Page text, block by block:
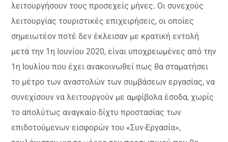
λειτουργήσουν τους προσεχείς μήνες. Οι συνεχούς
λειτουργίας τουριστικές επιχειρήσεις, οι οποίες
σημειωτέον ποτέ δεν έκλεισαν με κρατική εντολή
μετά την 1η Ιουνίου 2020, είναι υποχρεωμένες από την
1η Ιουλίου που έχει ανακοινωθεί πως θα σταματήσει
το μέτρο των αναστολών των συμβάσεων εργασίας, να
συνεχίσουν να λειτουργούν με αμφίβολα έσοδα, χωρίς
το απολύτως αναγκαίο δίχτυ προστασίας των
επιδοτούμενων εισφορών του «Συν-Εργασία»,